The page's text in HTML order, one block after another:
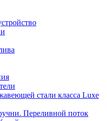
стали класса Luxe
Переливной поток